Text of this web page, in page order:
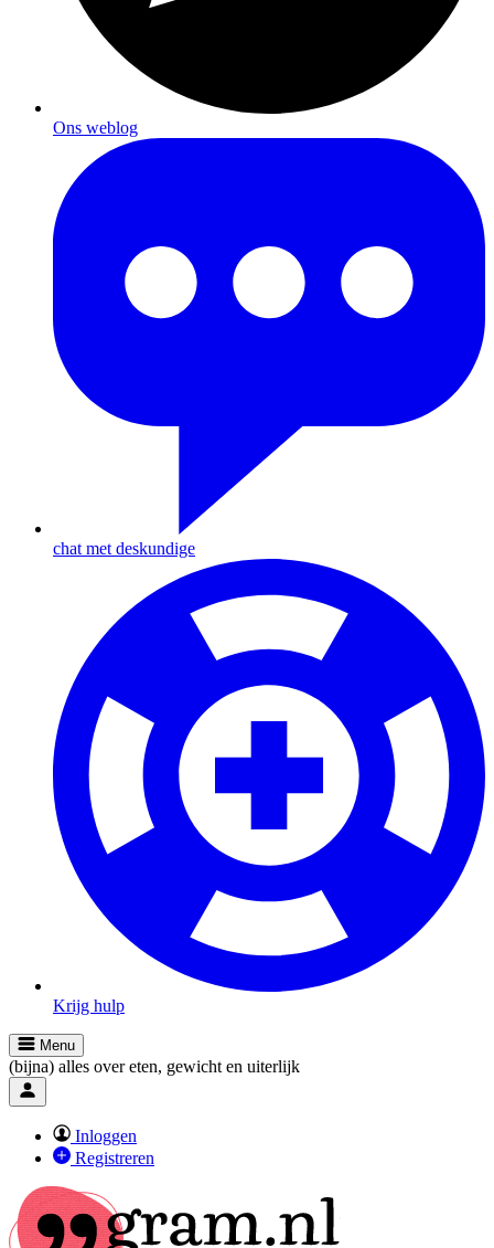
Ons weblog
chat met deskundige
Krijg hulp
Menu
(bijna) alles over eten, gewicht en uiterlijk
Inloggen
Registreren